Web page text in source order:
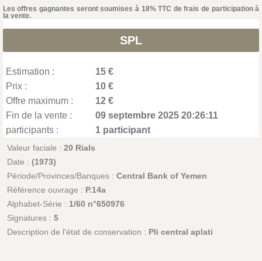
Les offres gagnantes seront soumises à 18% TTC de frais de participation à
la vente.
SPL
Estimation :
15 €
Prix :
10 €
Offre maximum :
12 €
Fin de la vente :
09 septembre 2025 20:26:11
participants :
1 participant
Valeur faciale : 20 Rials
Date : (1973)
Période/Provinces/Banques : Central Bank of Yemen
Référence ouvrage : P.14a
Alphabet-Série : 1/60 n°650976
Signatures : 5
Description de l'état de conservation : Pli central aplati